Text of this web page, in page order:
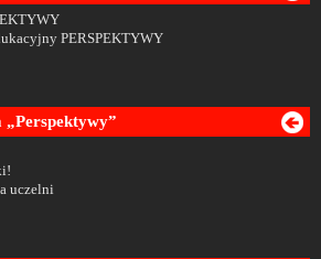
PERSPEKTYWY
uczelni